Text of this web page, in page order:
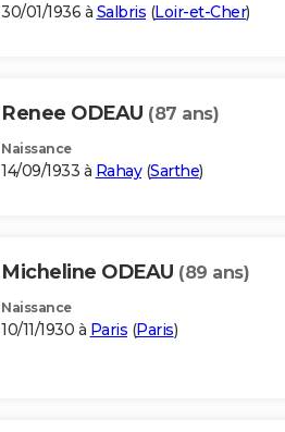
30/01/1936 à Salbris (Loir-et-Cher)
Renee ODEAU (87 ans)
Naissance
14/09/1933 à Rahay(Sarthe)
Micheline ODEAU (89 ans)
Naissance
10/11/1930 à Paris (Paris)